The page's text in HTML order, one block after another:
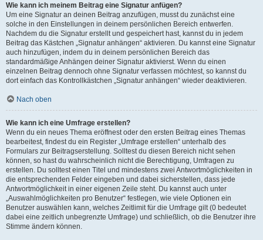
Wie kann ich meinem Beitrag eine Signatur anfügen?
Um eine Signatur an deinen Beitrag anzufügen, musst du zunächst eine
solche in den Einstellungen in deinem persönlichen Bereich entwerfen.
Nachdem du die Signatur erstellt und gespeichert hast, kannst du in jedem
Beitrag das Kästchen „Signatur anhängen“ aktivieren. Du kannst eine Signatur
auch hinzufügen, indem du in deinem persönlichen Bereich das
standardmäßige Anhängen deiner Signatur aktivierst. Wenn du einen
einzelnen Beitrag dennoch ohne Signatur verfassen möchtest, so kannst du
dort einfach das Kontrollkästchen „Signatur anhängen“ wieder deaktivieren.
Nach oben
Wie kann ich eine Umfrage erstellen?
Wenn du ein neues Thema eröffnest oder den ersten Beitrag eines Themas
bearbeitest, findest du ein Register „Umfrage erstellen“ unterhalb des
Formulars zur Beitragserstellung. Solltest du diesen Bereich nicht sehen
können, so hast du wahrscheinlich nicht die Berechtigung, Umfragen zu
erstellen. Du solltest einen Titel und mindestens zwei Antwortmöglichkeiten in
die entsprechenden Felder eingeben und dabei sicherstellen, dass jede
Antwortmöglichkeit in einer eigenen Zeile steht. Du kannst auch unter
„Auswahlmöglichkeiten pro Benutzer“ festlegen, wie viele Optionen ein
Benutzer auswählen kann, welches Zeitlimit für die Umfrage gilt (0 bedeutet
dabei eine zeitlich unbegrenzte Umfrage) und schließlich, ob die Benutzer ihre
Stimme ändern können.